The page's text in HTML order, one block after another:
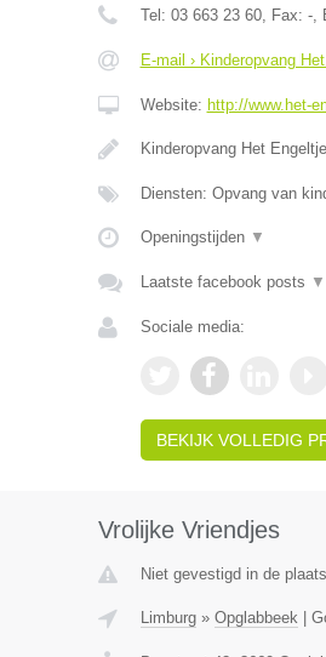
Tel: 03 663 23 60, Fax: -,
E-mail › Kinderopvang
Website: http://www.het-
Kinderopvang Het
Diensten: Opvang van
Openingstijden ▼
Laatste facebook posts ▼
Sociale media:
BEKIJK VOLLEDIG
Vrolijke Vriendjes
Niet gevestigd in de
Limburg» Opglabbeek|